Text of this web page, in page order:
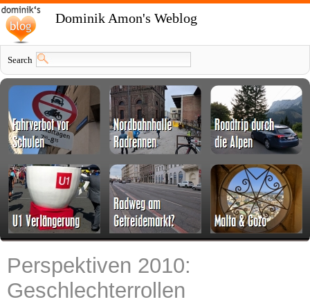
Dominik Amon's Weblog
Search
Perspektiven 2010:
Geschlechterrollen